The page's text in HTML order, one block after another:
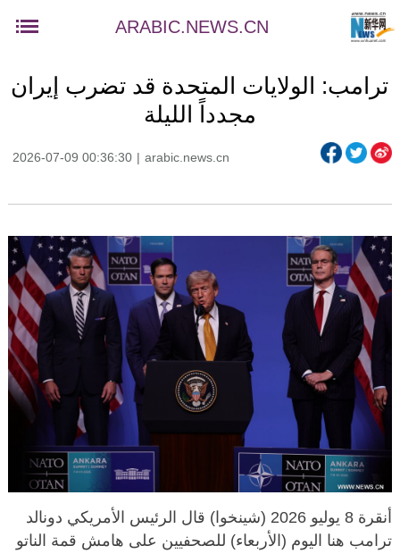
ARABIC.NEWS.CN
ترامب: الولايات المتحدة قد تضرب إيران
مجدداً الليلة
2026-07-09 00:36:30 | arabic.news.cn
أنقرة 8 يوليو 2026 (شينخوا) قال الرئيس الأمريكي دونالد
ترامب هنا اليوم (الأربعاء) للصحفيين على هامش قمة الناتو